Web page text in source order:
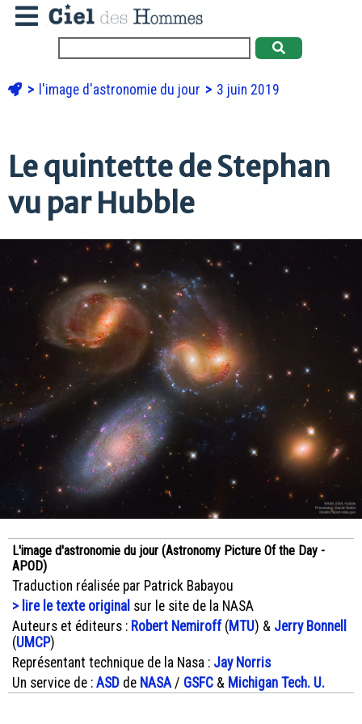
l'image d'astronomie du jour 3 juin 2019
Le quintette de Stephan
vu par Hubble
L'image d'astronomie du jour (Astronomy Picture Of the Day -
APOD)
Traduction réalisée par Patrick Babayou
> lire le texte original sur le site de la NASA
Auteurs et éditeurs : Robert Nemiroff(MTU) & Jerry Bonnell
(UMCP)
Représentant technique de la Nasa : Jay Norris
Un service de : ASD de NASA / GSFC & Michigan Tech. U.